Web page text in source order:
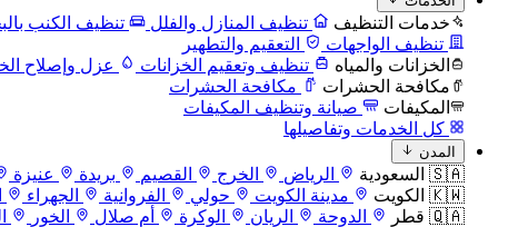
خدمات التنظيف تنظيف المنازل والفلل تنظيف الكنب
تنظيف الواجهات
التعقيم والتطهير
الخزانات والمياه
تنظيف وتعقيم الخزانات عزل وإصلاح
مكافحة الحشرات
مكافحة الحشرات
المكيفات
صيانة وتنظيف المكيفات
كل الخدمات وتفاصيلها
المدن
🇸🇦 السعودية الرياض الخرج القصيم بريدة عنيزة
🇰🇼 الكويت
مدينة الكويت حولي الفروانية الجهراء
🇶🇦 قطر
الدوحة الريان الوكرة أم صلال الخور